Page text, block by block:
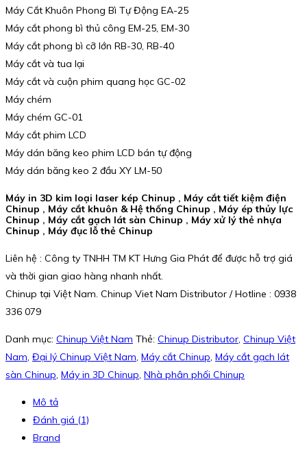
Máy Cắt Khuôn Phong Bì Tự Động EA-25
Máy cắt phong bì thủ công EM-25, EM-30
Máy cắt phong bì cỡ lớn RB-30, RB-40
Máy cắt và tua lại
Máy cắt và cuộn phim quang học GC-02
Máy chém
Máy chém GC-01
Máy cắt phim LCD
Máy dán băng keo phim LCD bán tự động
Máy dán băng keo 2 đầu XY LM-50
Máy in 3D kim loại laser kép Chinup , Máy cắt tiết kiệm điện
Chinup , Máy cắt khuôn & Hệ thống Chinup , Máy ép thủy lực
Chinup , Máy cắt gạch lát sàn Chinup , Máy xử lý thẻ nhựa
Chinup , Máy đục lỗ thẻ Chinup
Liên hệ : Công ty TNHH TM KT Hưng Gia Phát để được hỗ trợ giá
và thời gian giao hàng nhanh nhất.
Chinup tại Việt Nam. Chinup Viet Nam Distributor / Hotline : 0938
336 079
Danh mục: Chinup Việt Nam Thẻ: Chinup Distributor Chinup Việt
Nam Đại lý Chinup Việt Nam Máy cắt Chinup Máy cắt gạch lát
sàn Chinup Máy in 3D Chinup Nhà phân phối Chinup
Mô tả
Đánh giá (1)
Brand